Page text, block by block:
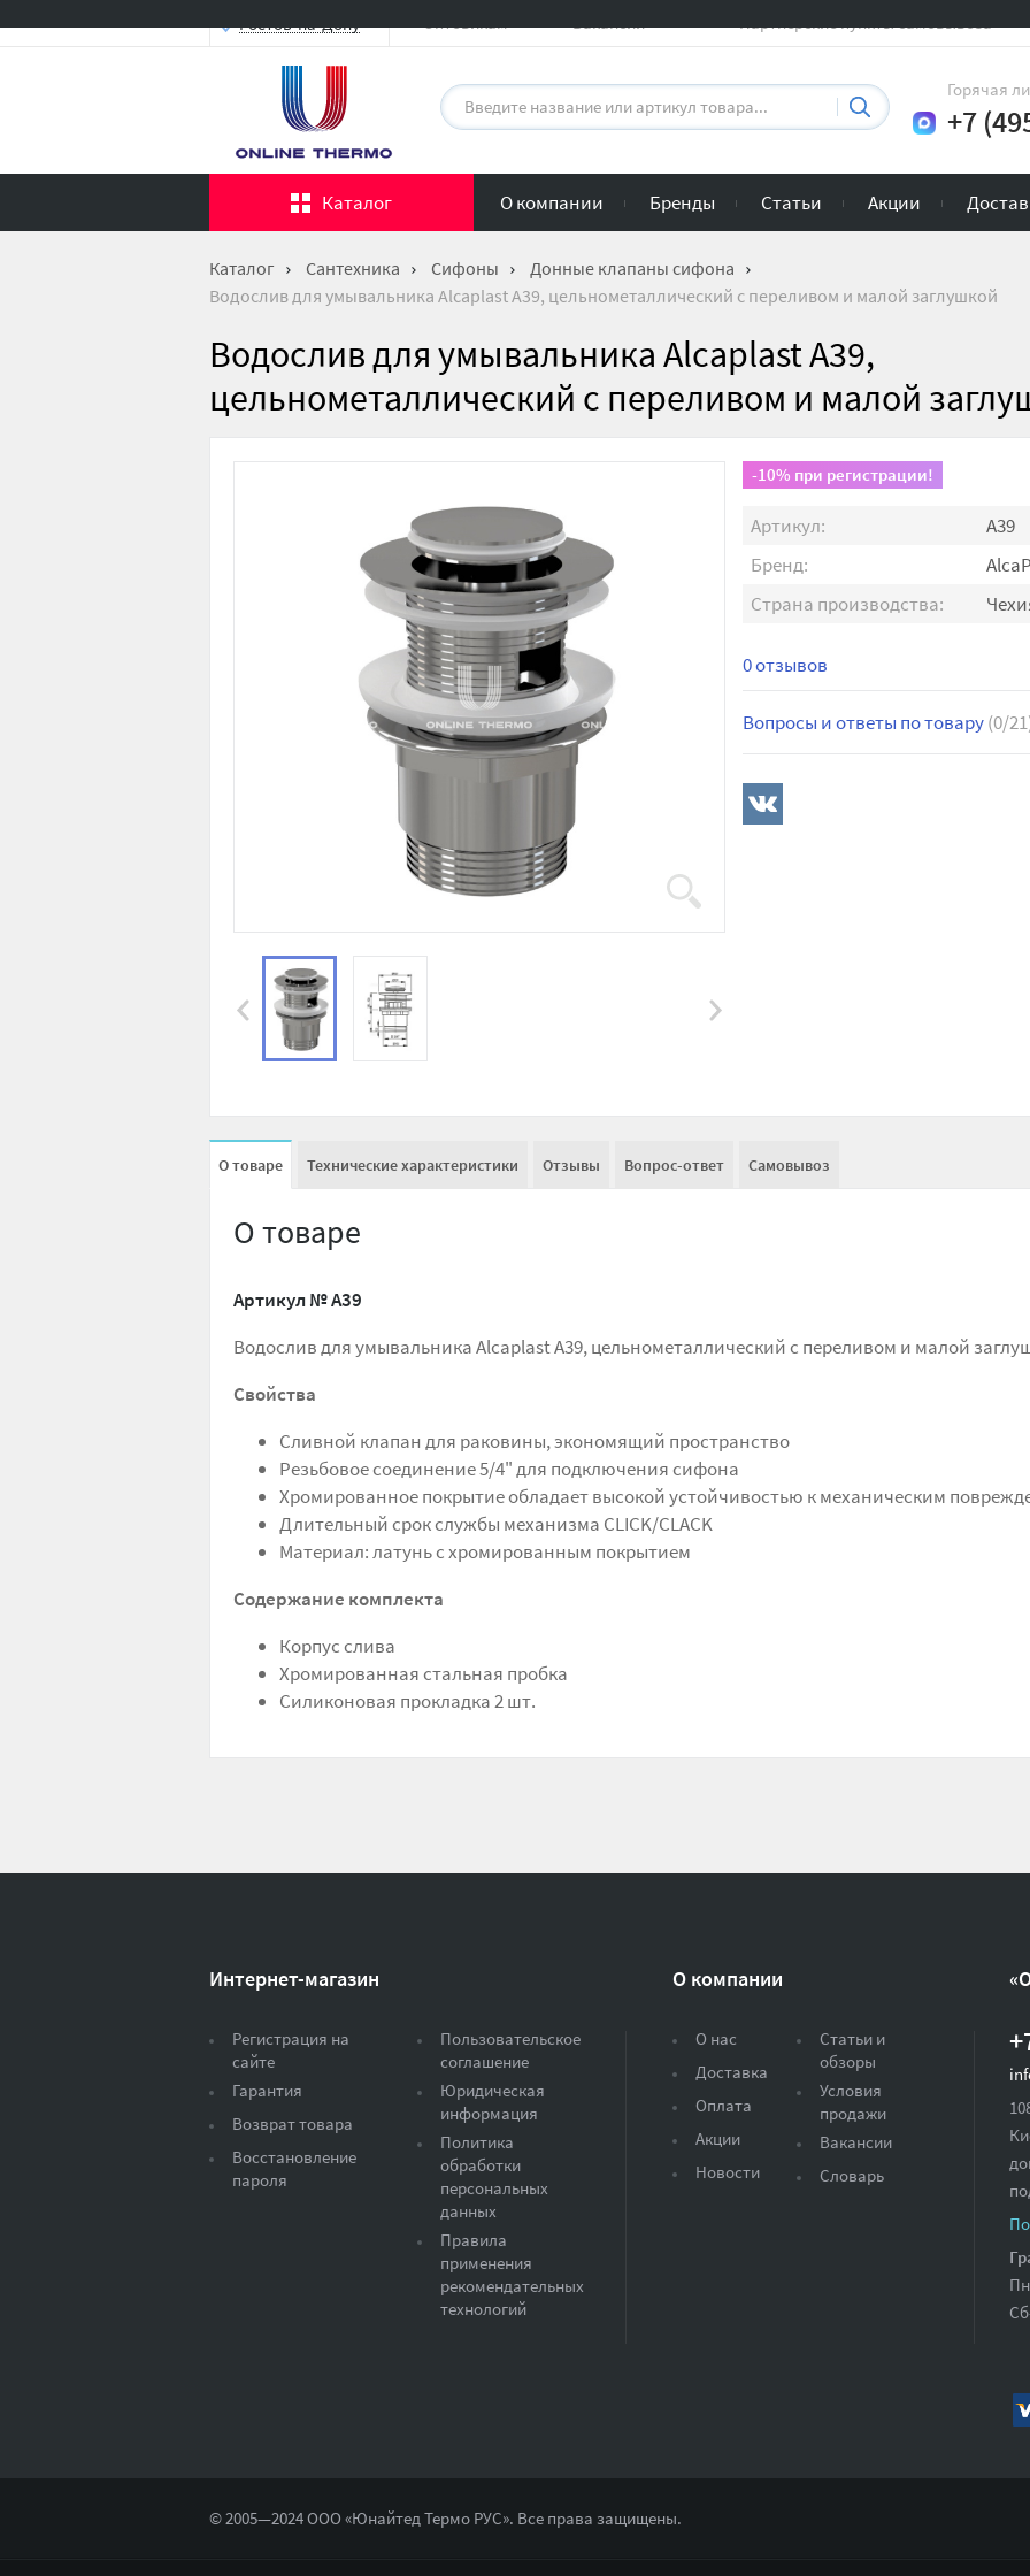
Ростов-на-Дону Оптовикам Вакансии Партнерские пункты самовывоза
Горячая
+7
Каталог О компании Бренды Статьи Акции
Каталог Сантехника Сифоны
Донные клапаны сифона
Водослив для умывальника Alcaplast A39, цельнометаллический с переливом и малой заглушкой
Водослив для умывальника Alcaplast A39,
цельнометаллический с переливом и малой
-10% при регистрации!
Артикул:
A39
Бренд:
Страна производства:
0 отзывов
Вопросы и ответы по товару(0/
О товаре Технические характеристики Отзывы Вопрос-ответ Самовывоз
О товаре
Артикул №A39
Водослив для умывальника Alcaplast A39, цельнометаллический с переливом и малой
Свойства
Сливной клапан для раковины, экономящий пространство
Резьбовое соединение 5/4" для подключения сифона
Хромированное покрытие обладает высокой устойчивостью к механическим
Длительный срок службы механизма CLICK/CLACK
Материал: латунь с хромированным покрытием
Содержание комплекта
Корпус слива
Хромированная стальная пробка
Силиконовая прокладка 2 шт.
Интернет-магазин
Регистрация на
сайте
Гарантия
Возврат товара
Восстановление
пароля
Пользовательское
соглашение
Юридическая
информация
Политика
обработки
персональных
данных
Правила
применения
рекомендательных
технологий
О компании
О нас
Доставка
Оплата
Акции
Новости
Статьи и
обзоры
Условия
продажи
Вакансии
Словарь
© 2005—2024 ООО «Юнайтед Термо РУС». Все права защищены.